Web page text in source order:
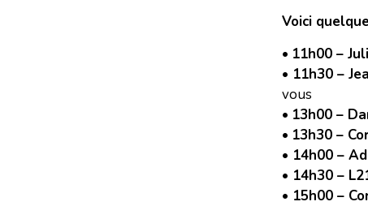
Voici
• 11h00 –
• 11h30 –
vous
• 13h00 –
• 13h30 –
• 14h00 –
• 14h30 –
• 15h00 –